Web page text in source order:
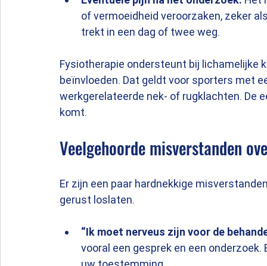
of vermoeidheid veroorzaken, zeker
trekt in een dag of twee weg.
Fysiotherapie ondersteunt bij lichamelijke
beïnvloeden. Dat geldt voor sporters met
werkgerelateerde nek- of rugklachten. De
komt.
Veelgehoorde misverstanden
Er zijn een paar hardnekkige
gerust loslaten.
“Ik moet nerveus zijn voor de
vooral een gesprek en een